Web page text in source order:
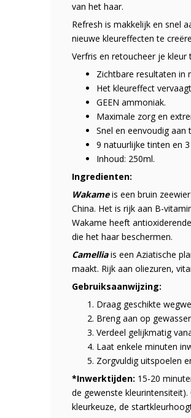
van het haar.
Refresh is makkelijk en snel
nieuwe kleureffecten te
Verfris en retoucheer je kleur
Zichtbare resultaten in
Het kleureffect
GEEN ammoniak.
Maximale zorg en
Snel en eenvoudig aan
9 natuurlijke tinten en
Inhoud: 250ml.
Ingredienten:
Wakameis een bruin
China. Het is rijk aan B-
Wakame heeft
die het haar beschermen.
Camelliais een Aziatische
maakt. Rijk aan oliezuren,
Gebruiksaanwijzing:
Draag geschikte
Breng aan op
Verdeel gelijkmatig
Laat enkele minuten
Zorgvuldig uitspoelen
*Inwerktijden: 15-20
de gewenste
kleurkeuze, de